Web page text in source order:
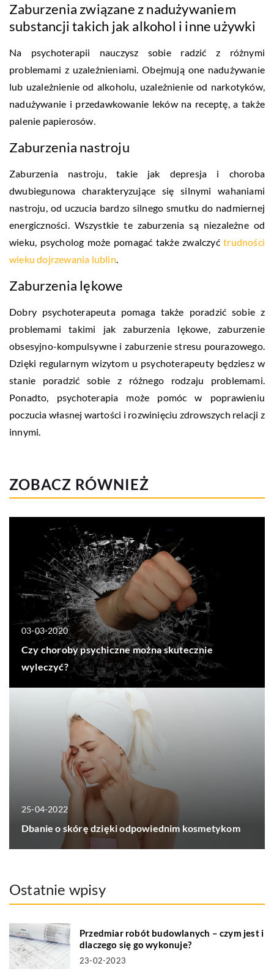
Zaburzenia związane z nadużywaniem
substancji takich jak alkohol i inne używki
Na psychoterapii nauczysz sobie radzić z różnymi
problemami z uzależnieniami. Obejmują one nadużywanie
lub uzależnienie od alkoholu, uzależnienie od narkotyków,
nadużywanie i przedawkowanie leków na receptę, a także
palenie papierosów.
Zaburzenia nastroju
Zaburzenia nastroju, takie jak depresja i choroba
dwubiegunowa charakteryzujące się silnymi wahaniami
nastroju, od uczucia bardzo silnego smutku do nadmiernej
energiczności. Wszystkie te zaburzenia są niezależne od
wieku, psycholog może pomagać także zwalczyćtrudności
wieku dojrzewania lublin.
Zaburzenia lękowe
Dobry psychoterapeuta pomaga także poradzić sobie z
problemami takimi jak zaburzenia lękowe, zaburzenie
obsesyjno-kompulsywne i zaburzenie stresu pourazowego.
Dzięki regularnym wizytom u psychoterapeuty będziesz w
stanie poradzić sobie z różnego rodzaju problemami.
Ponadto, psychoterapia może pomóc w poprawieniu
poczucia własnej wartości i rozwinięciu zdrowszych relacji z
innymi.
ZOBACZ RÓWNIEŻ
03-03-2020
Czy choroby psychiczne można skutecznie
wyleczyć?
25-04-2022
Dbanie o skórę dzięki odpowiednim kosmetykom
Ostatnie wpisy
Przedmiar robót budowlanych – czym jest i
dlaczego się go wykonuje?
23-02-2023